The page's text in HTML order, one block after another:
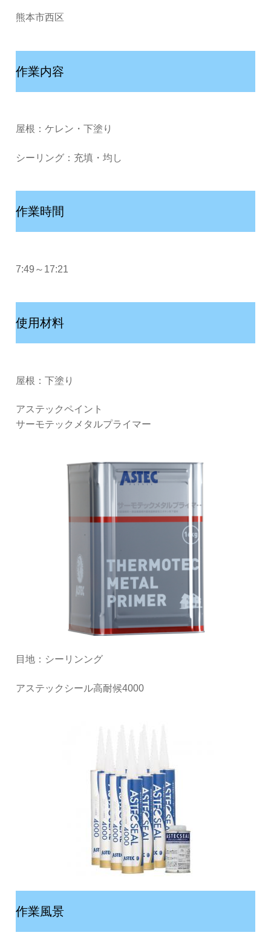
熊本市西区
作業内容
屋根：ケレン・下塗り
シーリング：充填・均し
作業時間
7:49～17:21
使用材料
屋根：下塗り
アステックペイント
サーモテックメタルプライマー
目地：シーリンング
アステックシール高耐候4000
作業風景